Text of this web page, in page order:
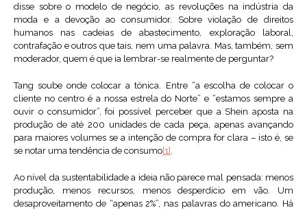
disse sobre o modelo de negócio, as revoluções na indústria da
moda e a devoção ao consumidor. Sobre violação de direitos
humanos nas cadeias de abastecimento, exploração laboral,
contrafação e outros que tais, nem uma palavra. Mas, também, sem
moderador, quem é que ia lembrar-se realmente de perguntar?
Tang soube onde colocar a tónica. Entre “a escolha de colocar o
cliente no centro é a nossa estrela do Norte” e “estamos sempre a
ouvir o consumidor”, foi possível perceber que a Shein aposta na
produção de até 200 unidades de cada peça, apenas avançando
para maiores volumes se a intenção de compra for clara – isto é, se
se notar uma tendência de consumo[1] .
Ao nível da sustentabilidade a ideia não parece mal pensada: menos
produção, menos recursos, menos desperdício em vão. Um
desaproveitamento de “apenas 2%”, nas palavras do americano. Há